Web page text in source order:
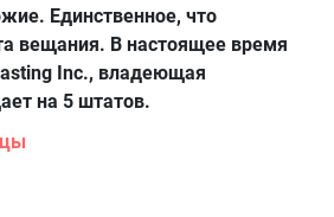
Единственное, что
вещания. В настоящее время
Inc., владеющая
на 5 штатов.